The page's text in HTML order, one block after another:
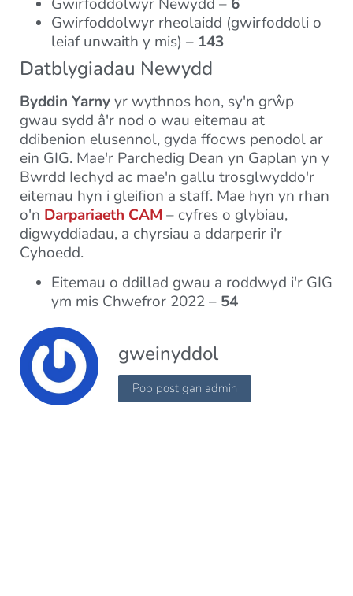
Gwirfoddolwyr rheolaidd (gwirfoddoli o
leiaf unwaith y mis) – 143
Datblygiadau Newydd
Byddin Yarnyyr wythnos hon, sy'n grŵp
gwau sydd â'r nod o wau eitemau at
ddibenion elusennol, gyda ffocws penodol ar
ein GIG. Mae'r Parchedig Dean yn Gaplan yn y
Bwrdd Iechyd ac mae'n gallu trosglwyddo'r
eitemau hyn i gleifion a staff. Mae hyn yn rhan
o'n Darpariaeth CAM – cyfres o glybiau,
digwyddiadau, a chyrsiau a ddarperir i'r
Cyhoedd.
Eitemau o ddillad gwau a roddwyd i'r GIG
ym mis Chwefror 2022 – 54
gweinyddol
Pob post gan admin